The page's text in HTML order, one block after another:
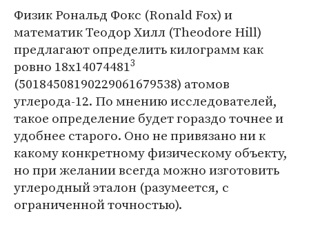
Физик Рональд Фокс (Ronald Fox) и
математик Теодор Хилл (Theodore Hill)
предлагают определить килограмм как
ровно 18x140744813
(50184508190229061679538) атомов
углерода-12. По мнению исследователей,
такое определение будет гораздо точнее и
удобнее старого. Оно не привязано ни к
какому конкретному физическому объекту,
но при желании всегда можно изготовить
углеродный эталон (разумеется, с
ограниченной точностью).